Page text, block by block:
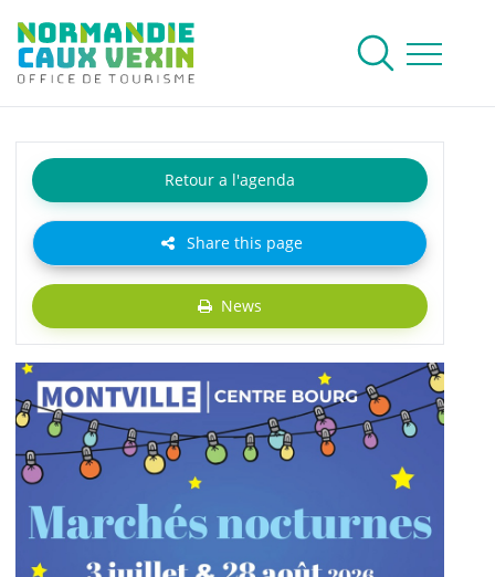
Normandie Caux Vexin
Menu
To research
Retour a l'agenda
Share this page
News